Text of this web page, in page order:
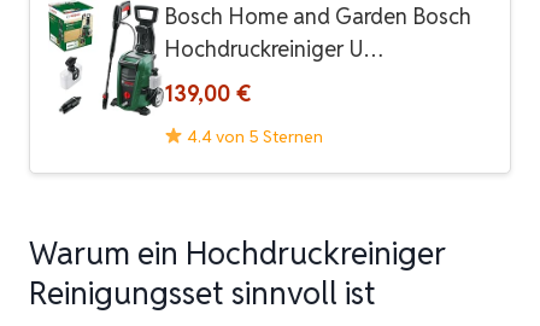
Bosch Home and Garden Bosch
Hochdruckreiniger U…
139,00 €
4.4 von 5 Sternen
Warum ein Hochdruckreiniger
Reinigungsset sinnvoll ist